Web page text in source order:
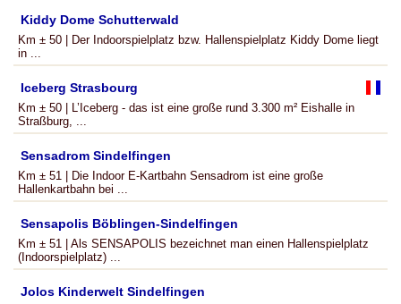
Kiddy Dome Schutterwald
Km ± 50 | Der Indoorspielplatz bzw. Hallenspielplatz Kiddy Dome liegt
in ...
Iceberg Strasbourg
Km ± 50 | L’Iceberg - das ist eine große rund 3.300 m² Eishalle in
Straßburg, ...
Sensadrom Sindelfingen
Km ± 51 | Die Indoor E-Kartbahn Sensadrom ist eine große
Hallenkartbahn bei ...
Sensapolis Böblingen-Sindelfingen
Km ± 51 | Als SENSAPOLIS bezeichnet man einen Hallenspielplatz
(Indoorspielplatz) ...
Jolos Kinderwelt Sindelfingen